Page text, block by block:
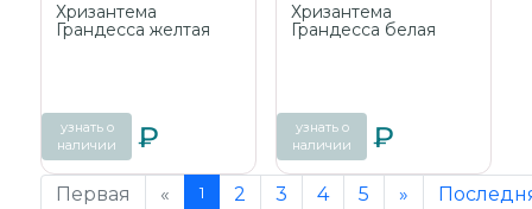
Хризантема
Грандесса желтая
1 490 ₽
узнать о
наличии
Хризантема
Грандесса белая
1 490 ₽
узнать о
наличии
Первая « 1 2 3 4 5 »